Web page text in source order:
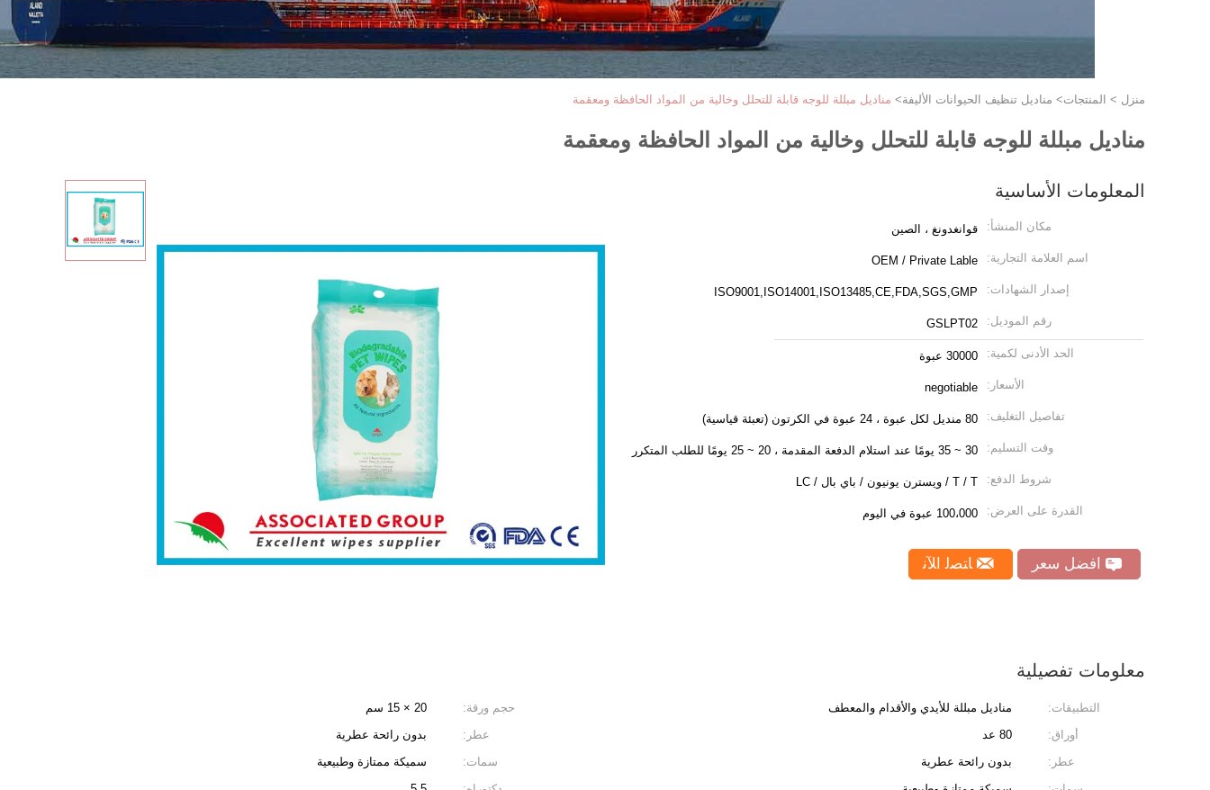
منزل > المنتجات> مناديل تنظيف الحيوانات الأليفة> مناديل مبللة للوجه قابلة للتحلل وخالية من المواد الحافظة ومعقمة
مناديل مبللة للوجه قابلة للتحلل وخالية من المواد الحافظة ومعقمة
المعلومات الأساسية
مكان المنشأ: قوانغدونغ ، الصين
اسم العلامة التجارية: OEM / Private Lable
إصدار الشهادات: ISO9001,ISO14001,ISO13485,CE,FDA,SGS,GMP
رقم الموديل: GSLPT02
الحد الأدنى لكمية: 30000 عبوة
الأسعار: negotiable
تفاصيل التغليف: 80 منديل لكل عبوة ، 24 عبوة في الكرتون (تعبئة قياسية)
وقت التسليم: 30 ~ 35 يومًا عند استلام الدفعة المقدمة ، 20 ~ 25 يومًا للطلب المتكرر
شروط الدفع: T / T / ويسترن يونيون / باي بال / LC
القدرة على العرض: 100،000 عبوة في اليوم
افضل سعر ﺎﺘﺼﻟ ﺍﻶﻧ
معلومات تفصيلية
التطبيقات: مناديل مبللة للأيدي والأقدام والمعطف حجم ورقة:
20 × 15 سم
أوراق:
80 عد عطر:
بدون رائحة عطرية
عطر:
بدون رائحة عطرية سمات:
سميكة ممتازة وطبيعية